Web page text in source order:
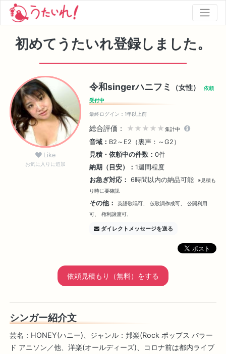
初めてうたいれ登録しました。
Like
お気に入りに追加
令和singerハニフミ （女性） 依頼
受付中
最終ログイン：1年以上前
総合評価： ★★★★★ 集計中
音域： B2～E2（裏声：～G2）
見積・依頼中の件数：0件
納期（目安）：1週間程度
お急ぎ対応： 6時間以内の納品可能
※見積も
り時に要確認
その他： 英語歌唱可、 仮歌詞作成可、
公開利用
可、
権利譲渡可、
ダイレクトメッセージを送る
依頼見積もり（無料）をする
シンガー紹介文
芸名：HONEY(ハニー)、ジャンル：邦楽(Rock ポップス バラー
ド アニソン／他、洋楽(オールディーズ)、コロナ前は都内ライブ